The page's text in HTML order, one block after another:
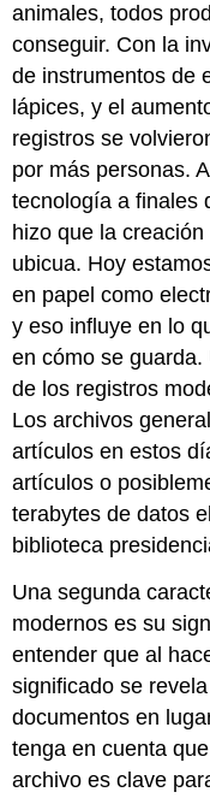
animales, todos
conseguir. Con la
de instrumentos de
lápices, y el
registros se
por más personas.
tecnología a finales
hizo que la
ubicua. Hoy
en papel como
y eso influye en lo
en cómo se
de los registros
Los archivos
artículos en estos
artículos o
terabytes de datos
biblioteca
Una segunda
modernos es su
entender que al
significado se
documentos en
tenga en cuenta
archivo es clave